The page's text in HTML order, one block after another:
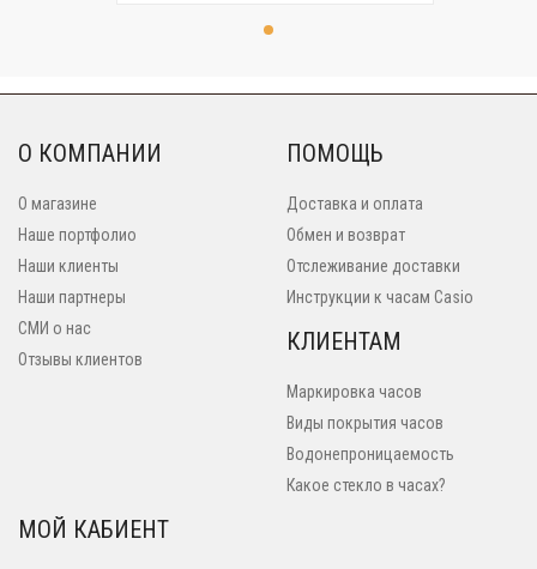
О КОМПАНИИ
О магазине
Наше портфолио
Наши клиенты
Наши партнеры
СМИ о нас
Отзывы клиентов
ПОМОЩЬ
Доставка и оплата
Обмен и возврат
Отслеживание доставки
Инструкции к часам Casio
КЛИЕНТАМ
Маркировка часов
Виды покрытия часов
Водонепроницаемость
Какое стекло в часах?
МОЙ КАБИЕНТ